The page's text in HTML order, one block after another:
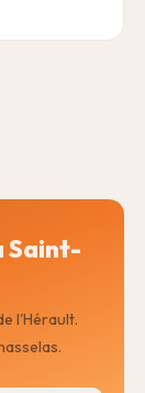
Saint-
l'Hérault.